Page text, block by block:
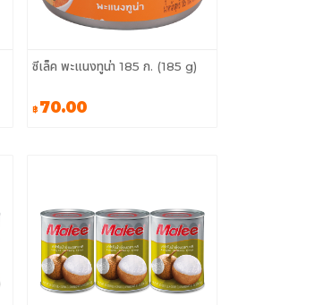
ซีเล็ค พะแนงทูน่า 185 ก. (185 g)
฿ 70.00